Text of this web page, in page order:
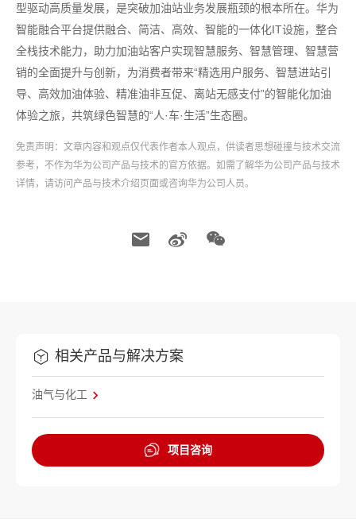
型驱动高质量发展，是突破加油站业务发展瓶颈的根本所在。华为
智能融合平台提供融合、简洁、高效、智能的一体化IT设施，整合
全栈技术能力，助力加油站客户实现智慧服务、智慧管理、智慧营
销的全面提升与创新，为消费者带来“精选用户服务、智慧进站引
导、高效加油体验、精准油非互促、离站无感支付”的智能化加油
体验之旅，共筑绿色智慧的“人·车·生活”生态圈。
免责声明：文章内容和观点仅代表作者本人观点，供读者思想碰撞与技术交流
参考，不作为华为公司产品与技术的官方依据。如需了解华为公司产品与技术
详情，请访问产品与技术介绍页面或咨询华为公司人员。
相关产品与解决方案
油气与化工
项目咨询